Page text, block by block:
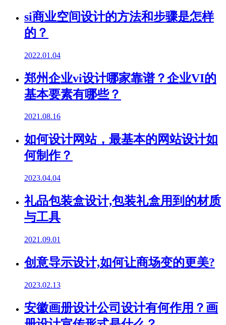
si商业空间设计的方法和步骤是怎样
的？
2022.01.04
郑州企业vi设计哪家靠谱？企业VI的
基本要素有哪些？
2021.08.16
如何设计网站，最基本的网站设计如
何制作？
2023.04.04
礼品包装盒设计,包装礼盒用到的材质
与工具
2021.09.01
创意导示设计,如何让商场变的更美?
2023.02.13
安徽画册设计公司设计有何作用？画